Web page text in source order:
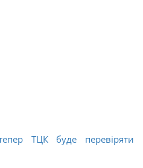
ТЦК буде перевіряти